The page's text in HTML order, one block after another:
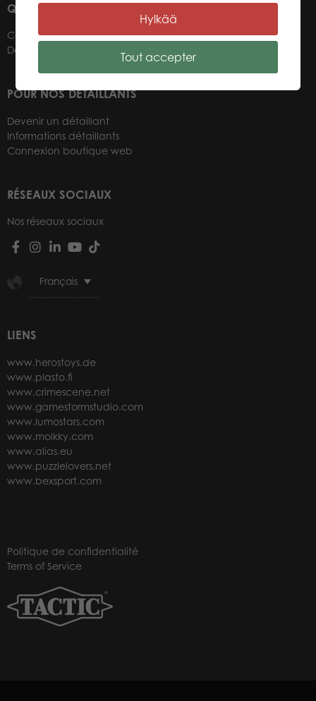
QUI SOMMES-NOUS ?
Contacts
Détaillants
POUR NOS DÉTAILLANTS
Devenir un détaillant
Informations détaillants
Connexion boutique web
RÉSEAUX SOCIAUX
Nos réseaux sociaux
Français
LIENS
www.herostoys.de
www.plasto.fi
www.crimescene.net
www.gamestormstudio.com
www.lumostars.com
www.molkky.com
www.alias.eu
www.puzzlelovers.net
www.bexsport.com
Politique de confidentialité
Terms of Service
Hylkää
Tout accepter